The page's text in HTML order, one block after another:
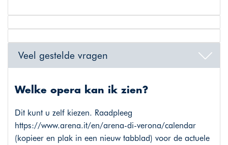
Veel gestelde vragen
Welke opera kan ik zien?
Dit kunt u zelf kiezen. Raadpleeg
https://www.arena.it/en/arena-di-verona/calendar
(kopieer en plak in een nieuw tabblad) voor de actuele